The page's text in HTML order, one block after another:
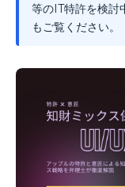
等のIT特許を検討
もご覧ください。